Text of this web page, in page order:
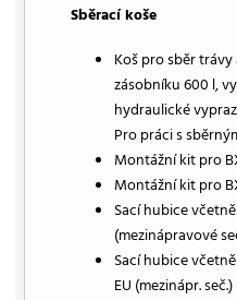
Sběrací koše
Koš pro sběr trávy
zásobníku 600 l,
hydraulické
Pro práci s
Montážní kit pro
Montážní kit pro
Sací hubice
(mezinápravové
Sací hubice
EU (mezinápr. seč.)